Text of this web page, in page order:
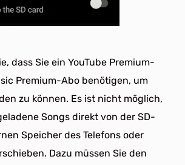
dass Sie ein YouTube Premium-
Premium-Abo benötigen, um
zu können. Es ist nicht möglich,
Songs direkt von der SD-
Speicher des Telefons oder
Dazu müssen Sie den